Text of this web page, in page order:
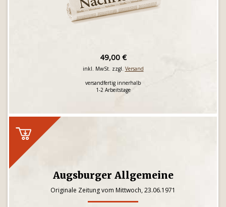
49,00 €
inkl. MwSt. zzgl. Versand
versandfertig innerhalb
1-2 Arbeitstage
Augsburger Allgemeine
Originale Zeitung vom Mittwoch, 23.06.1971